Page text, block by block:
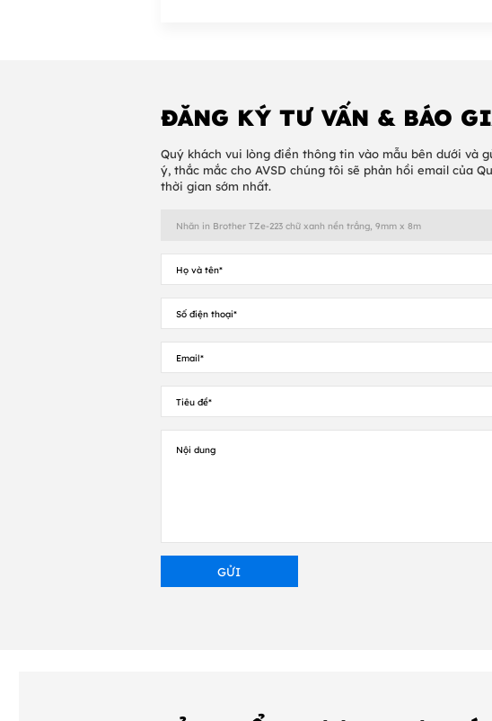
ĐĂNG KÝ TƯ VẤN & BÁO
Quý khách vui lòng điền thông tin vào mẫu bên dưới và
ý, thắc mắc cho AVSD chúng tôi sẽ phản hồi email của
thời gian sớm nhất.